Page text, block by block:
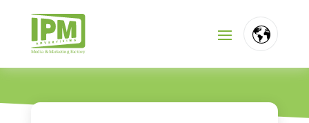
FR
NL